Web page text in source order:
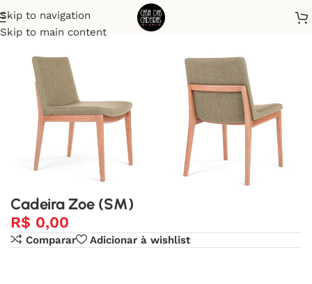
Skip to navigation
Skip to main content
Início Cadeiras
Cadeira Zoe (SM)
R$ 0,00
Comparar Adicionar à wishlist